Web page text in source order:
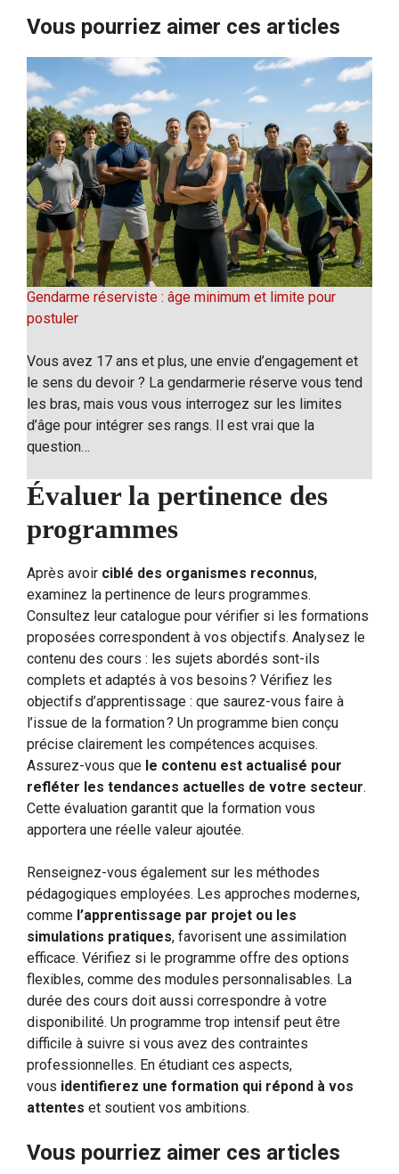
Vous pourriez aimer ces articles
Gendarme réserviste : âge minimum et limite pour
postuler
Vous avez 17 ans et plus, une envie d’engagement et
le sens du devoir ? La gendarmerie réserve vous tend
les bras, mais vous vous interrogez sur les limites
d’âge pour intégrer ses rangs. Il est vrai que la
question…
Évaluer la pertinence des
programmes
Après avoir ciblé des organismes reconnus,
examinez la pertinence de leurs programmes.
Consultez leur catalogue pour vérifier si les formations
proposées correspondent à vos objectifs. Analysez le
contenu des cours : les sujets abordés sont-ils
complets et adaptés à vos besoins ? Vérifiez les
objectifs d’apprentissage : que saurez-vous faire à
l’issue de la formation ? Un programme bien conçu
précise clairement les compétences acquises.
Assurez-vous que le contenu est actualisé pour
refléter les tendances actuelles de votre secteur.
Cette évaluation garantit que la formation vous
apportera une réelle valeur ajoutée.
Renseignez-vous également sur les méthodes
pédagogiques employées. Les approches modernes,
comme l’apprentissage par projet ou les
simulations pratiques, favorisent une assimilation
efficace. Vérifiez si le programme offre des options
flexibles, comme des modules personnalisables. La
durée des cours doit aussi correspondre à votre
disponibilité. Un programme trop intensif peut être
difficile à suivre si vous avez des contraintes
professionnelles. En étudiant ces aspects,
vous identifierez une formation qui répond à vos
attentes et soutient vos ambitions.
Vous pourriez aimer ces articles